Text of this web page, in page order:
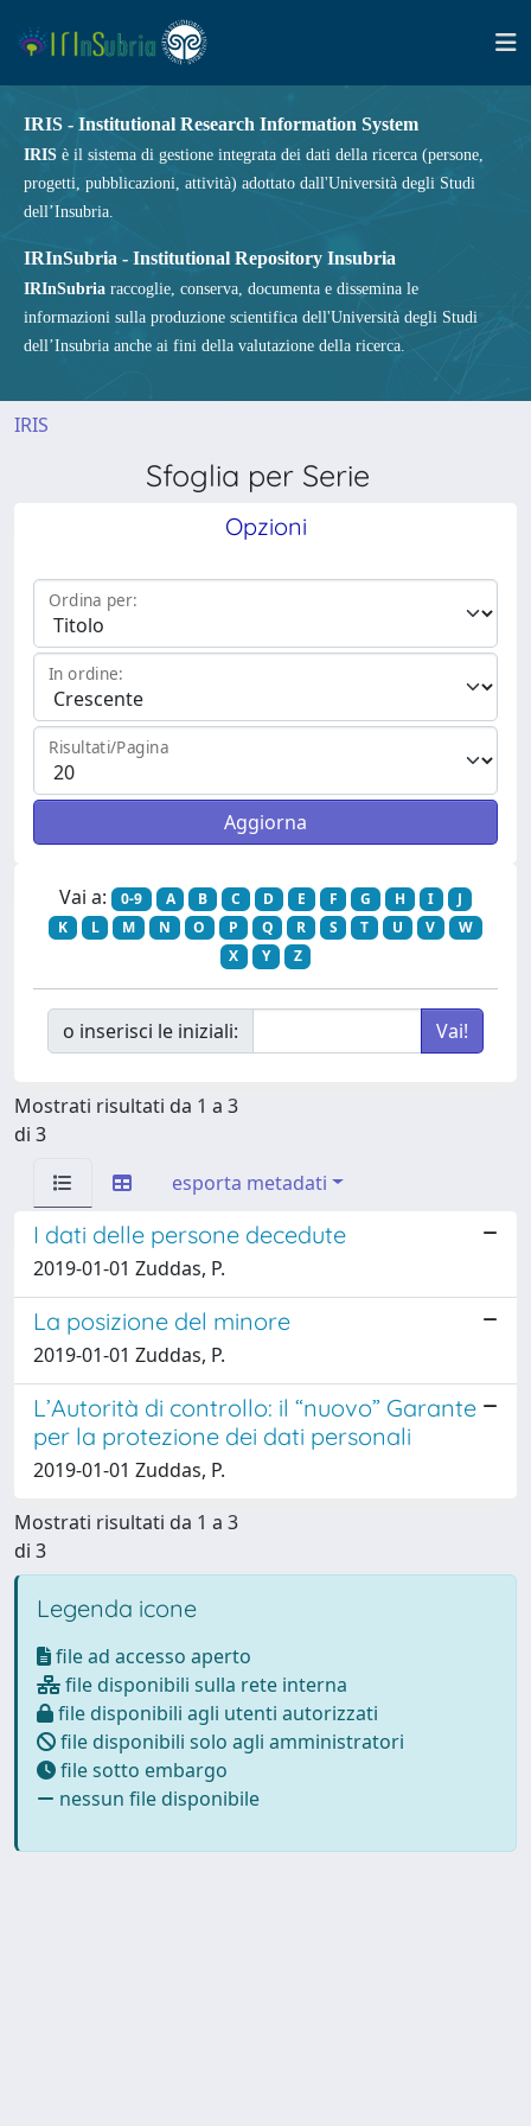
IRIS - Institutional Research Information System
IRIS è il sistema di gestione integrata dei dati della ricerca (persone,
progetti, pubblicazioni, attività) adottato dall'Università degli Studi
dell’Insubria.
IRInSubria - Institutional Repository Insubria
IRInSubria raccoglie, conserva, documenta e dissemina le
informazioni sulla produzione scientifica dell'Università degli Studi
dell’Insubria anche ai fini della valutazione della ricerca.
IRIS
Sfoglia per Serie
Opzioni
Ordina per:
In ordine:
Risultati/Pagina
Vai a: 0-9 A B C D E F G H I
J
K
L M N O P Q R S T U V
W
X
Y Z
o inserisci le iniziali:
Mostrati risultati da 1 a 3
di 3
esporta metadati
I dati delle persone decedute
2019-01-01 Zuddas, P.
La posizione del minore
2019-01-01 Zuddas, P.
L’Autorità di controllo: il “nuovo” Garante
per la protezione dei dati personali
2019-01-01 Zuddas, P.
Mostrati risultati da 1 a 3
di 3
Legenda icone
file ad accesso aperto
file disponibili sulla rete interna
file disponibili agli utenti autorizzati
file disponibili solo agli amministratori
file sotto embargo
nessun file disponibile